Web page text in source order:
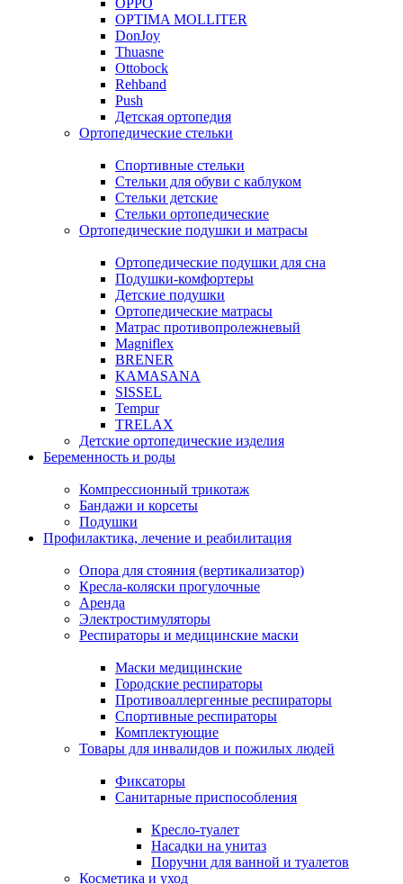
OPPO
OPTIMA MOLLITER
DonJoy
Thuasne
Ottobock
Rehband
Push
Детская ортопедия
Ортопедические стельки
Спортивные стельки
Стельки для обуви с каблуком
Стельки детские
Стельки ортопедические
Ортопедические подушки и матрасы
Ортопедические подушки для сна
Подушки-комфортеры
Детские подушки
Ортопедические матрасы
Матрас противопролежневый
Magniflex
BRENER
KAMASANA
SISSEL
Tempur
TRELAX
Детские ортопедические изделия
Беременность и роды
Компрессионный трикотаж
Бандажи и корсеты
Подушки
Профилактика, лечение и реабилитация
Опора для стояния (вертикализатор)
Кресла-коляски прогулочные
Аренда
Электростимуляторы
Респираторы и медицинские маски
Маски медицинские
Городские респираторы
Противоаллергенные респираторы
Спортивные респираторы
Комплектующие
Товары для инвалидов и пожилых людей
Фиксаторы
Санитарные приспособления
Кресло-туалет
Насадки на унитаз
Поручни для ванной и туалетов
Косметика и уход